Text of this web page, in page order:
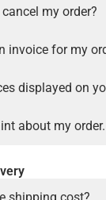
my order?
invoice for my
displayed on
about my